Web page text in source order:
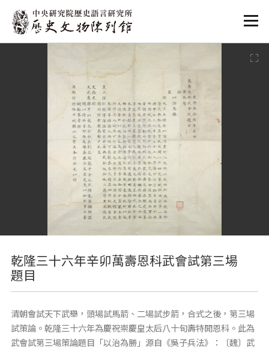
:::
乾隆三十六年辛卯萬壽恩科武會試第三場
題目
清朝會試天下武舉，頭場試馬箭、二場試步箭，合式之後，第三場
試策論。乾隆三十六年為慶祝崇慶皇太后八十旬壽特開恩科。此為
武會試第三場策論題目「以治為勝」源自《吳子兵法》：〔魏〕武